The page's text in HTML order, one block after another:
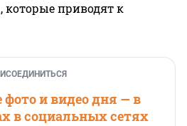
которые приводят к
и видео дня — в
в социальных сетях